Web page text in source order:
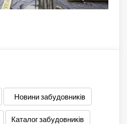
Новини забудовників
Каталог забудовників